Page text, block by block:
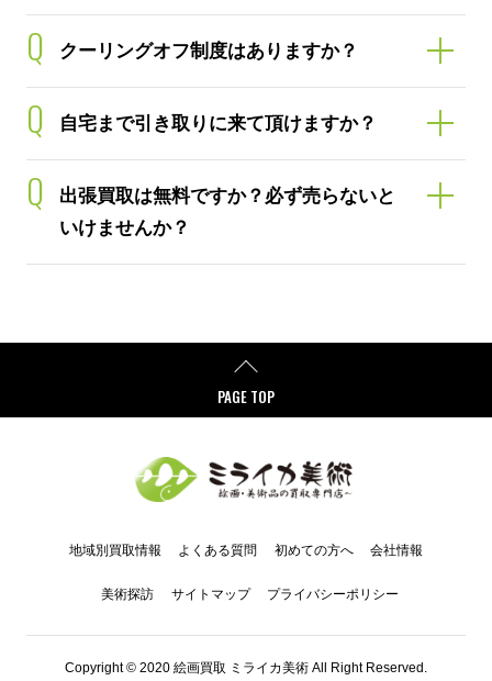
Q クーリングオフ制度はありますか？
Q 自宅まで引き取りに来て頂けますか？
Q
出張買取は無料ですか？必ず売らないと
いけませんか？
PAGE TOP
地域別買取情報 よくある質問 初めての方へ 会社情報
美術探訪 サイトマップ プライバシーポリシー
Copyright © 2020 絵画買取 ミライカ美術 All Right Reserved.